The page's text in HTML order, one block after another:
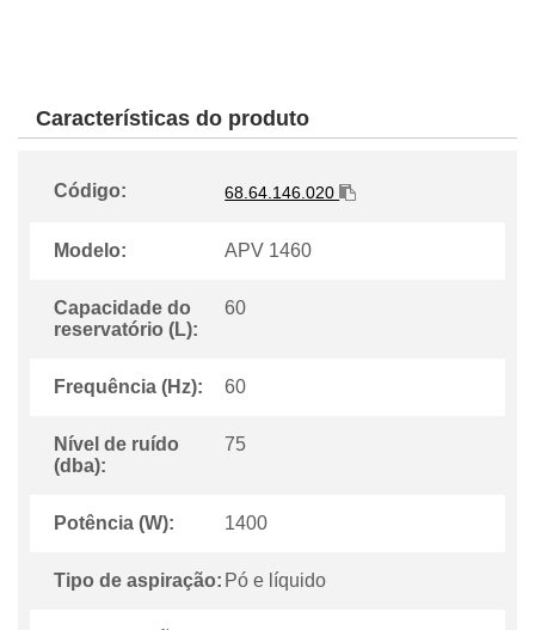
Características do produto
Código: 68.64.146.020
Modelo: APV 1460
Capacidade do
reservatório (L):
60
Frequência (Hz): 60
Nível de ruído
(dba):
75
Potência (W): 1400
Tipo de aspiração: Pó e líquido